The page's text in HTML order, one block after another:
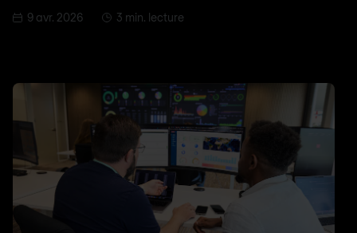
9 avr. 2026 3 min. lecture